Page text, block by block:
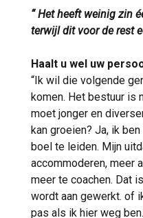
“ Het heeft weinig zin
terwijl dit voor de rest
Haalt u wel uw
“Ik wil die volgende
komen. Het bestuur is
moet jonger en
kan groeien? Ja, ik
boel te leiden. Mijn
accommoderen, meer
meer te coachen. Dat
wordt aan gewerkt. of
pas als ik hier weg ben.